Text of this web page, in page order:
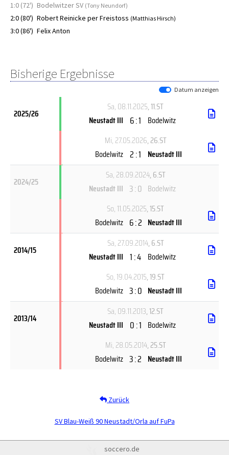
1:0 (72') Bodelwitzer SV (Tony Neundorf)
2:0 (80') Robert Reinicke per Freistoss (Matthias Hirsch)
3:0 (86') Felix Anton
Bisherige Ergebnisse
Datum anzeigen
2025/26
Sa, 08.11.2025, 11.ST
Neustadt III 6 : 1 Bodelwitz
Mi, 27.05.2026, 26.ST
Bodelwitz 2 : 1 Neustadt III
2024/25
Sa, 28.09.2024, 6.ST
Neustadt III 3 : 0 Bodelwitz
So, 11.05.2025, 15.ST
Bodelwitz 6 : 2 Neustadt III
2014/15
Sa, 27.09.2014, 6.ST
Neustadt III 1 : 4 Bodelwitz
So, 19.04.2015, 19.ST
Bodelwitz 3 : 0 Neustadt III
2013/14
Sa, 09.11.2013, 12.ST
Neustadt III 0 : 1 Bodelwitz
Mi, 28.05.2014, 25.ST
Bodelwitz 3 : 2 Neustadt III
Zurück
SV Blau-Weiß 90 Neustadt/Orla auf FuPa
soccero.de